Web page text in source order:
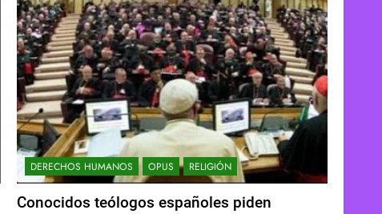
DERECHOS HUMANOS OPUS RELIGIÓN
Conocidos teólogos españoles piden